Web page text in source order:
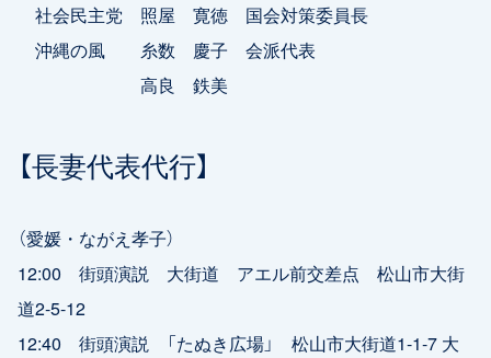
社会民主党 照屋 寛徳 国会対策委員長
沖縄の風 糸数 慶子 会派代表
高良 鉄美
【長妻代表代行】
（愛媛・ながえ孝子）
12:00 街頭演説 大街道 アエル前交差点 松山市大街
道2-5-12
12:40 街頭演説 「たぬき広場」 松山市大街道1-1-7 大